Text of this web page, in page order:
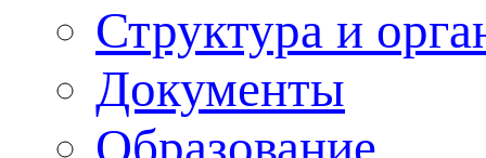
Структура и
Документы